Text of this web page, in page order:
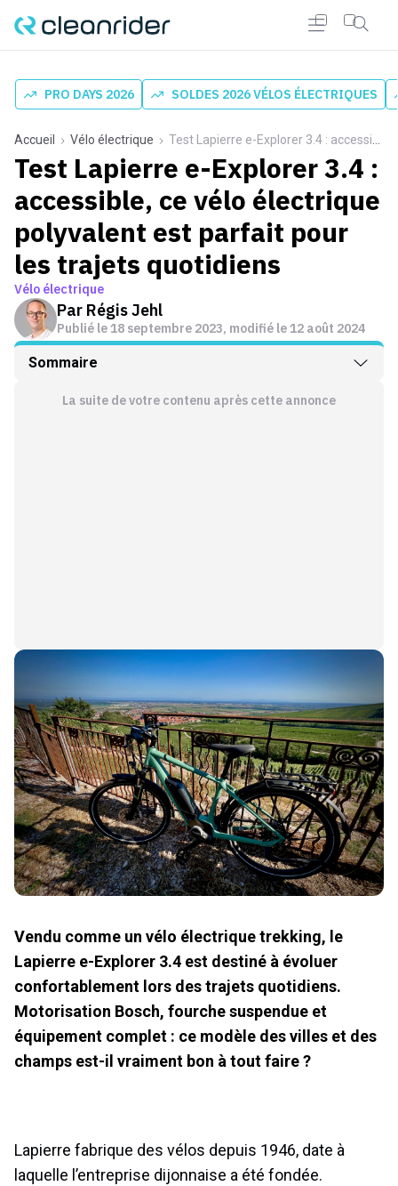
PRO DAYS 2026 SOLDES 2026 VÉLOS ÉLECTRIQUES
Accueil Vélo électrique Test Lapierre e-Explorer 3.4 : accessible, ce vélo électrique polyvalent est parfait pour les trajets quotidiens
Test Lapierre e-Explorer 3.4 :
accessible, ce vélo électrique
polyvalent est parfait pour
les trajets quotidiens
Vélo électrique
Par Régis Jehl
Publié le18 septembre 2023, modifié le 12 août 2024
Sommaire
La suite de votre contenu après cette annonce
Vendu comme un vélo électrique trekking, le
Lapierre e-Explorer 3.4 est destiné à évoluer
confortablement lors des trajets quotidiens.
Motorisation Bosch, fourche suspendue et
équipement complet : ce modèle des villes et des
champs est-il vraiment bon à tout faire ?
Lapierre fabrique des vélos depuis 1946, date à
laquelle l’entreprise dijonnaise a été fondée.